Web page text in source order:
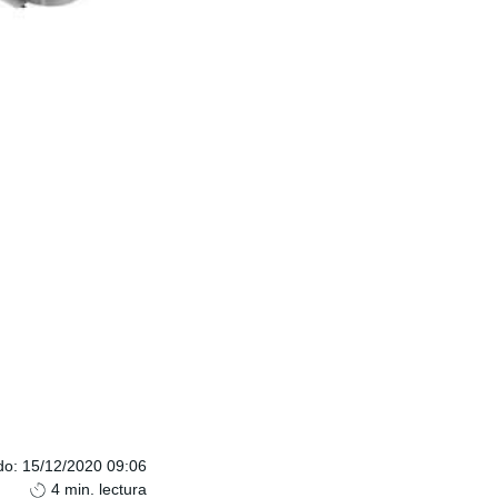
: 15/12/2020 09:06
4 min. lectura